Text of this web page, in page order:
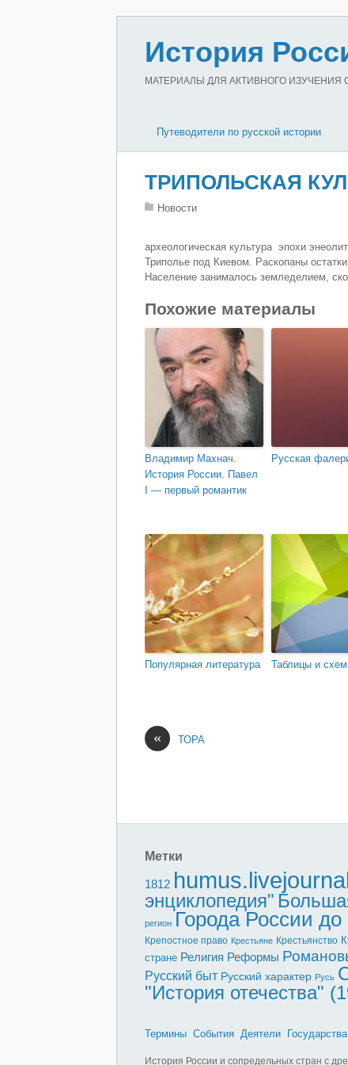
История
МАТЕРИАЛЫ ДЛЯ АКТИВНОГО ИЗУЧЕНИЯ
Путеводители по русской истории
ТРИПОЛЬСКАЯ
Новости
археологическая культура эпохи
Триполье под Киевом. Раскопаны
Население занималось земледелием,
Похожие материалы
Владимир Махнач.
История России. Павел
I — первый романтик
Русская
Популярная литература Таблицы и
« ТОРА
Метки
1812
энциклопедия"
регион Города России
Крепостное право Крестьяне Крестьянство
стране Религия Реформы
Русский быт Русский характер Русь
"История отечества"
Термины События Деятели Государства
История России и сопредельных стран с